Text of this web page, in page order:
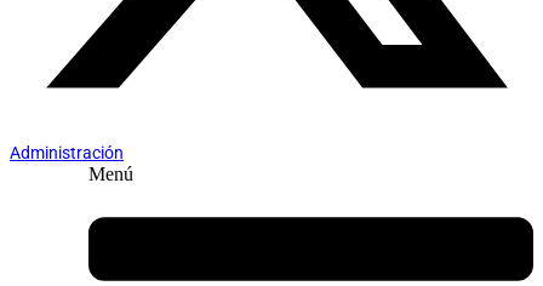
Administración
Menú